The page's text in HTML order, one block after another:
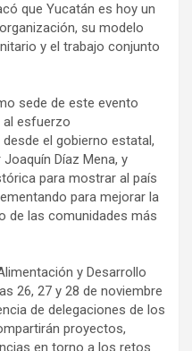
que Yucatán es hoy un
su modelo
y el trabajo conjunto
sede de este evento
esfuerzo
el gobierno estatal,
Díaz Mena, y
para mostrar al país
para mejorar la
de las comunidades más
y Desarrollo
26, 27 y 28 de noviembre
de delegaciones de los
proyectos,
en torno a los retos